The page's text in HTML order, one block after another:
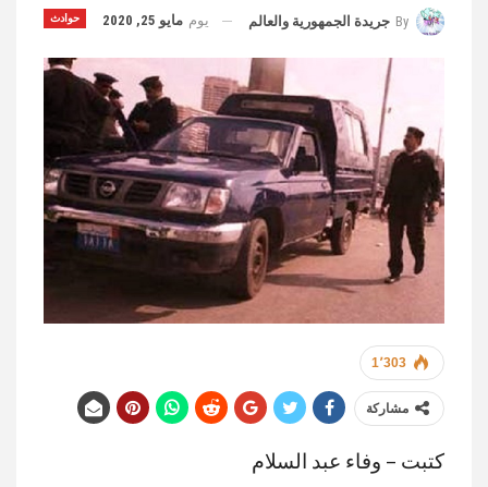
حوادث By جريدة الجمهورية والعالم يوم مايو 25, 2020
1٬303
مشاركة
كتبت – وفاء عبد السلام